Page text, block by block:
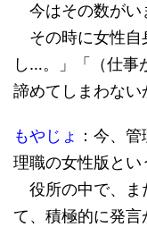
今はその数がい
その時に女性自
し…。」「（仕事
諦めてしまわない
もやじょ ：今、
理職の女性版とい
役所の中で、ま
て、積極的に発